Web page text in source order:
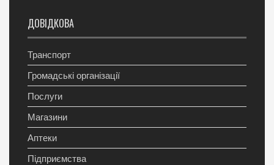
ДОВІДКОВА
Транспорт
Громадські організації
Послуги
Магазини
Аптеки
Підприємства